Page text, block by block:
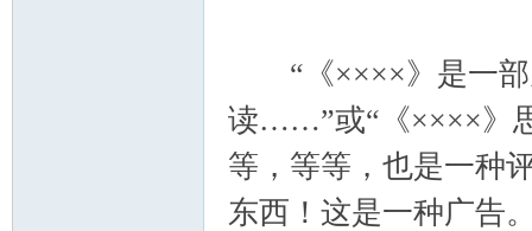
“《××××》是一部
读……”或“《××××》
等，等等，也是一种
东西！这是一种广告